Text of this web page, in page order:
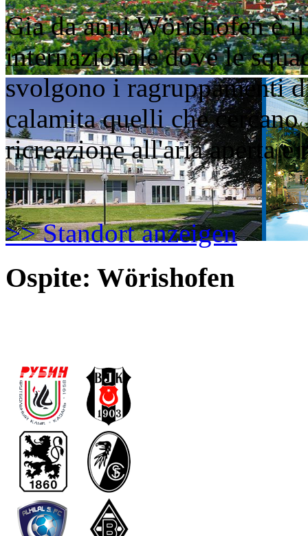
Gia da anni Wörishofen è
internazionale dove le
svolgono i ragruppamenti
calamita quelli che
ricreazione all'aria aperta
>> Standort anzeigen
Ospite: Wörishofen